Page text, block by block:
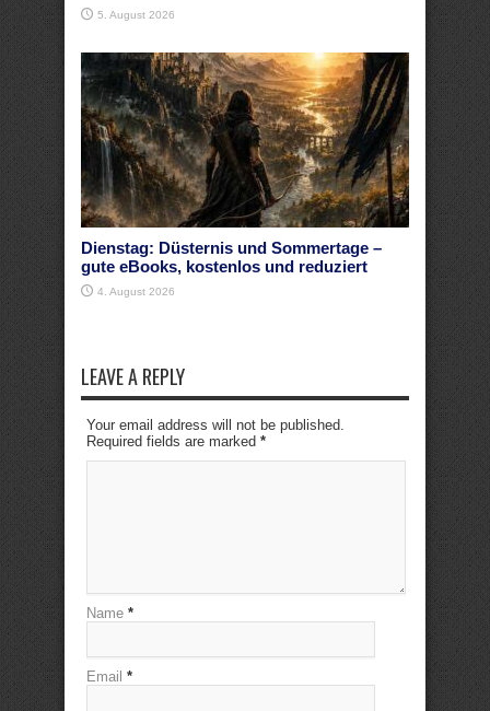
5. August 2026
Dienstag: Düsternis und Sommertage –
gute eBooks, kostenlos und reduziert
4. August 2026
LEAVE A REPLY
Your email address will not be published.
Required fields are marked *
Name *
Email *